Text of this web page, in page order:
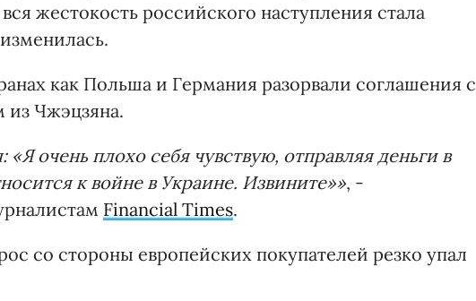
жестокость российского наступления стала
как Польша и Германия разорвали соглашения с
из Чжэцзяна.
очень плохо себя чувствую, отправляя деньги в
к войне в Украине. Извините»», -
Financial Times.
со стороны европейских покупателей резко упал